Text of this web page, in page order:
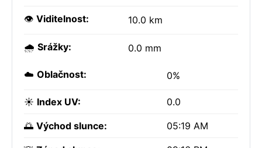
👁️ Viditelnost: 10.0 km
🌧️ Srážky: 0.0 mm
☁️ Oblačnost: 0%
☀️ Index UV: 0.0
🌅 Východ slunce: 05:19 AM